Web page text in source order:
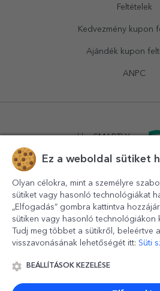
Feltételek
Kedvezmény kupon
Ajándék kupon
ANPC
powered bySMARTLY.ro
© 2016-2026 StarGift
Ez a weboldal sütiket
Olyan célokra, mint a személyre
sütiket vagy hasonló technológiákat
„Elfogadás” gombra kattintva
sütiken vagy hasonló technológiákon
Tudj meg többet a sütikről, beleértve
visszavonásának lehetőségét itt: Süti
BEÁLLÍTÁSOK KEZELÉSE